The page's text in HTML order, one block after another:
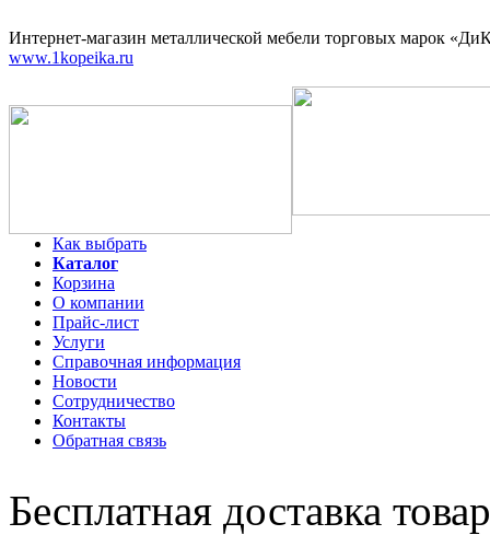
Интернет-магазин металлической мебели торговых марок
www.1kopeika.ru
Как выбрать
Каталог
Корзина
О компании
Прайс-лист
Услуги
Справочная информация
Новости
Сотрудничество
Контакты
Обратная связь
Бесплатная доставка